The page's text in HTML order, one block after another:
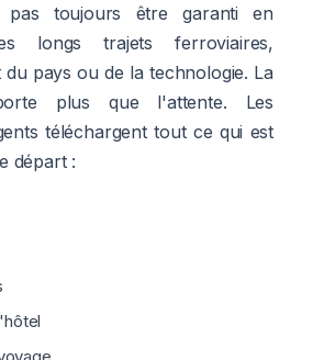
toujours être garanti en
longs trajets ferroviaires,
du pays ou de la technologie. La
plus que l'attente. Les
téléchargent tout ce qui est
départ :